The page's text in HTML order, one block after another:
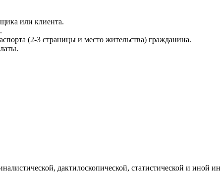
или клиента.
(2-3 страницы и место жительства) гражданина.
дактилоскопической, статистической и иной